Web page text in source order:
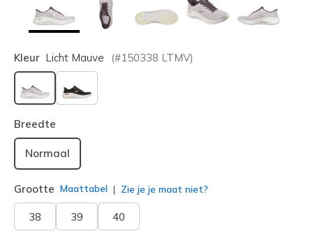
Kleur Licht Mauve (#150338 LTMV)
geselecteerd
Breedte
Normaal
Grootte Maattabel Zie je je maat niet?
38 39 40